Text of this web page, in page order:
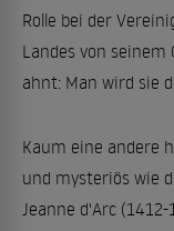
Rolle bei der
Landes von seinem
ahnt: Man wird sie
Kaum eine andere
und mysteriös wie
Jeanne d'Arc